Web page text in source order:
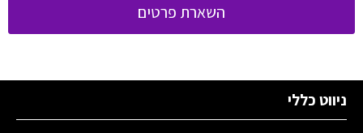
השארת פרטים
ניווט כללי